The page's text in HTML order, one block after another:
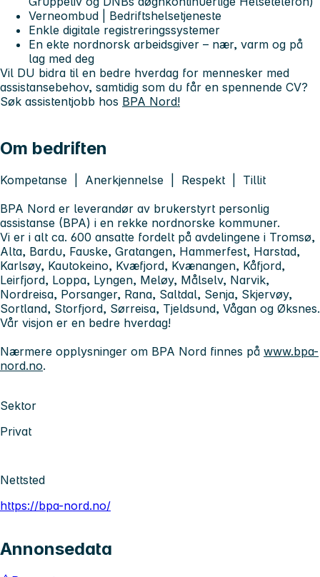
Verneombud | Bedriftshelsetjeneste
Enkle digitale registreringssystemer
En ekte nordnorsk arbeidsgiver – nær, varm og på
lag med deg
Vil DU bidra til en bedre hverdag for mennesker med
assistansebehov, samtidig som du får en spennende CV?
Søk assistentjobb hos BPA Nord!
Om bedriften
Kompetanse | Anerkjennelse | Respekt | Tillit
BPA Nord er leverandør av brukerstyrt personlig
assistanse (BPA) i en rekke nordnorske kommuner.
Vi er i alt ca. 600 ansatte fordelt på avdelingene i Tromsø,
Alta, Bardu, Fauske, Gratangen, Hammerfest, Harstad,
Karlsøy, Kautokeino, Kvæfjord, Kvænangen, Kåfjord,
Leirfjord, Loppa, Lyngen, Meløy, Målselv, Narvik,
Nordreisa, Porsanger, Rana, Saltdal, Senja, Skjervøy,
Sortland, Storfjord, Sørreisa, Tjeldsund, Vågan og Øksnes.
Vår visjon er en bedre hverdag!
Nærmere opplysninger om BPA Nord finnes på www.bpa-
nord.no.
Sektor
Privat
Nettsted
https://bpa-nord.no/
Annonsedata